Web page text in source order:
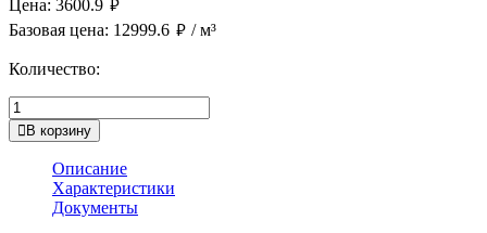
Цена: 3600.9
Базовая цена: 12999.6 руб. / м³
Количество:
В корзину
Описание
Характеристики
Документы